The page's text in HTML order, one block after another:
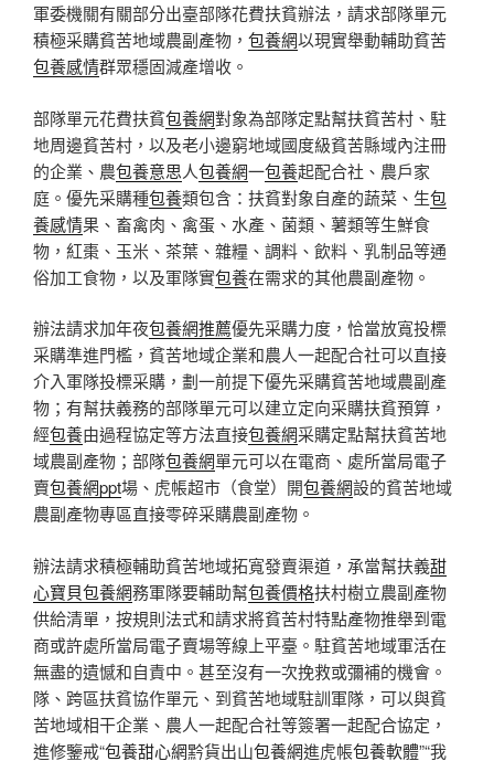
軍委機關有關部分出臺部隊花費扶貧辦法，請求部隊單元
積極采購貧苦地域農副產物， 包養網以現實舉動輔助貧苦
包養感情群眾穩固減產增收。
部隊單元花費扶貧包養網對象為部隊定點幫扶貧苦村、駐
地周邊貧苦村，以及老小邊窮地域國度級貧苦縣域內注冊
的企業、農包養意思人包養網一包養起配合社、農戶家
庭。優先采購種包養類包含：扶貧對象自產的蔬菜、生包
養感情果、畜禽肉、禽蛋、水產、菌類、薯類等生鮮食
物，紅棗、玉米、茶葉、雜糧、調料、飲料、乳制品等通
俗加工食物，以及軍隊實包養在需求的其他農副產物。
辦法請求加年夜包養網推薦優先采購力度，恰當放寬投標
采購準進門檻，貧苦地域企業和農人一起配合社可以直接
介入軍隊投標采購，劃一前提下優先采購貧苦地域農副產
物；有幫扶義務的部隊單元可以建立定向采購扶貧預算，
經包養由過程協定等方法直接包養網采購定點幫扶貧苦地
域農副產物；部隊包養網單元可以在電商、處所當局電子
賣包養網ppt場、虎帳超市（食堂）開包養網設的貧苦地域
農副產物專區直接零碎采購農副產物。
辦法請求積極輔助貧苦地域拓寬發賣渠道，承當幫扶義甜
心寶貝包養網務軍隊要輔助幫包養價格扶村樹立農副產物
供給清單，按規則法式和請求將貧苦村特點產物推舉到電
商或許處所當局電子賣場等線上平臺。駐貧苦地域軍活在
無盡的遺憾和自責中。甚至沒有一次挽救或彌補的機會。
隊、跨區扶貧協作單元、到貧苦地域駐訓軍隊，可以與貧
苦地域相干企業、農人一起配合社等簽署一起配合協定，
進修鑒戒“包養甜心網黔貨出山包養網進虎帳包養軟體”“我